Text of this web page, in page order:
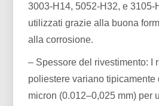
3003-H14, 5052-H32, e 3105-
utilizzati grazie alla buona
alla corrosione.
– Spessore del rivestimento: I
poliestere variano tipicamente
micron (0.012–0,025 mm) per